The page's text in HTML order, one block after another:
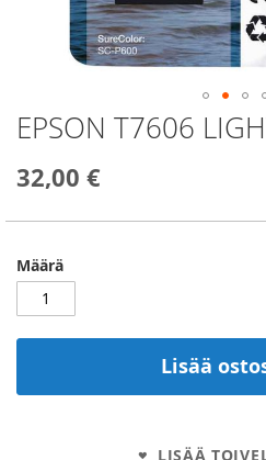
EPSON T7606
32,00 €
Määrä
Lisää
LISÄÄ
Skip
to
beginning
the
gallery